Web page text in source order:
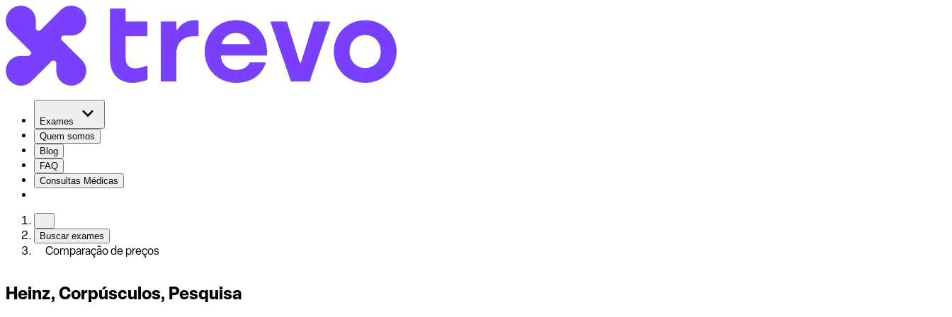
Exames
Quem somos
Blog
FAQ
Consultas Médicas
Buscar exames
Comparação de preços
Heinz, Corpúsculos, Pesquisa